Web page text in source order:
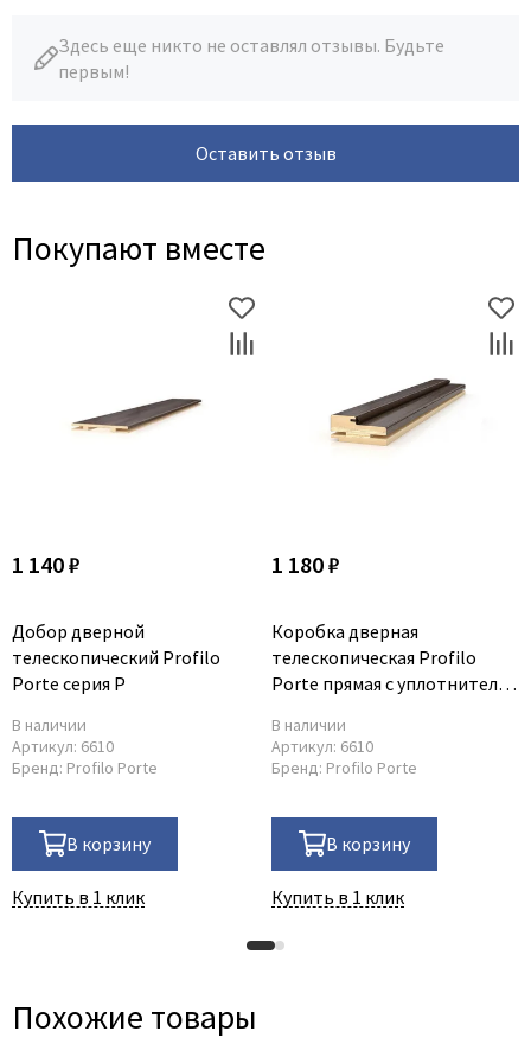
Здесь еще никто не оставлял отзывы. Будьте
первым!
Оставить отзыв
Покупают вместе
1 140 ₽
Добор дверной
телескопический Profilo
Porte серия P
В наличии
Артикул: 6610
Бренд: Profilo Porte
В корзину
Купить в 1 клик
1 180 ₽
Коробка дверная
телескопическая Profilo
Porte прямая с уплотнителем
В наличии
Артикул: 6610
Бренд: Profilo Porte
В корзину
Купить в 1 клик
Похожие товары